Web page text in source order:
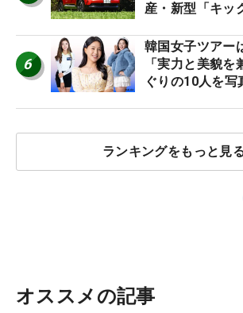
産・新型「キッ
6
韓国女子ツアー
「実力と美貌
ぐりの10人を写
ランキングをもっと見
オススメの記事